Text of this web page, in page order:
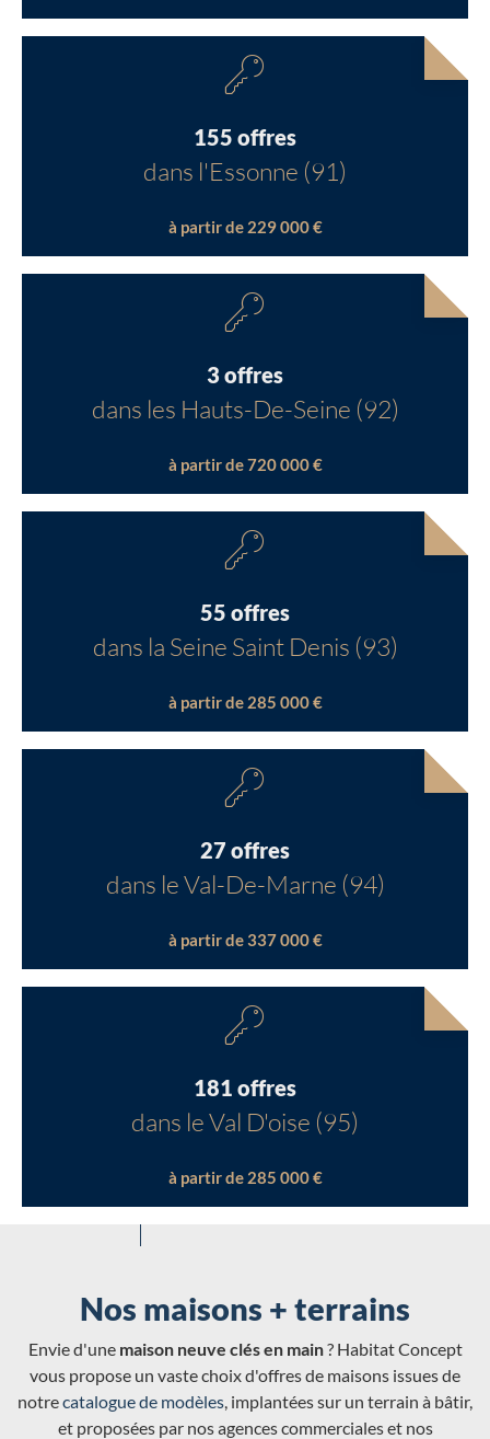
155 offres
dans l'Essonne (91)
à partir de 229 000 €
3 offres
dans les Hauts-De-Seine (92)
à partir de 720 000 €
55 offres
dans la Seine Saint Denis (93)
à partir de 285 000 €
27 offres
dans le Val-De-Marne (94)
à partir de 337 000 €
181 offres
dans le Val D'oise (95)
à partir de 285 000 €
Nos maisons + terrains
Envie d'une maison neuve clés en main? Habitat Concept
vous propose un vaste choix d'offres de maisons issues de
notrecatalogue de modèles, implantées sur un terrain à bâtir,
et proposées par nos agences commerciales et nos